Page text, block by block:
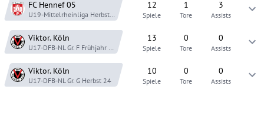
FC Hennef 05
U19-Mittelrheinliga Herbst 25
12
Spiele
1
Tore
3
Assists
Viktor. Köln
U17-DFB-NL Gr. F Frühjahr 25
13
Spiele
0
Tore
0
Assists
Viktor. Köln
U17-DFB-NL Gr. G Herbst 24
10
Spiele
0
Tore
0
Assists